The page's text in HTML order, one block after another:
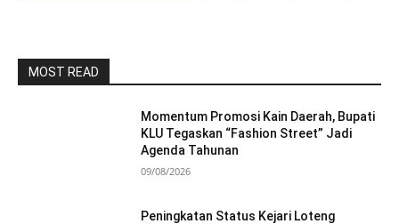
MOST READ
Momentum Promosi Kain Daerah, Bupati
KLU Tegaskan “Fashion Street” Jadi
Agenda Tahunan
09/08/2026
Peningkatan Status Kejari Loteng